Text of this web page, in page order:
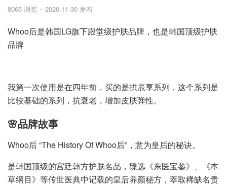
8065 浏览 2020-11-30 发布
Whoo后是韩国LG旗下殿堂级护肤品牌，也是韩国顶级护肤
品牌
我第一次使用是在四年前，买的是拱辰享系列，这个系列是
比较基础的系列，抗衰老，增加皮肤弹性。
🌸品牌故事
Whoo后 “The History Of Whoo后”，意为皇后的秘诀。
是韩国顶级的宫廷韩方护肤名品，臻选《东医宝鉴》、《本
草纲目》等传世医典中记载的皇后养颜秘方，萃取稀缺名贵